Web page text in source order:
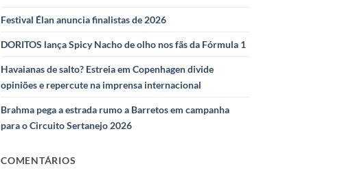
Festival Élan anuncia finalistas de 2026
DORITOS lança Spicy Nacho de olho nos fãs da Fórmula 1
Havaianas de salto? Estreia em Copenhagen divide
opiniões e repercute na imprensa internacional
Brahma pega a estrada rumo a Barretos em campanha
para o Circuito Sertanejo 2026
COMENTÁRIOS